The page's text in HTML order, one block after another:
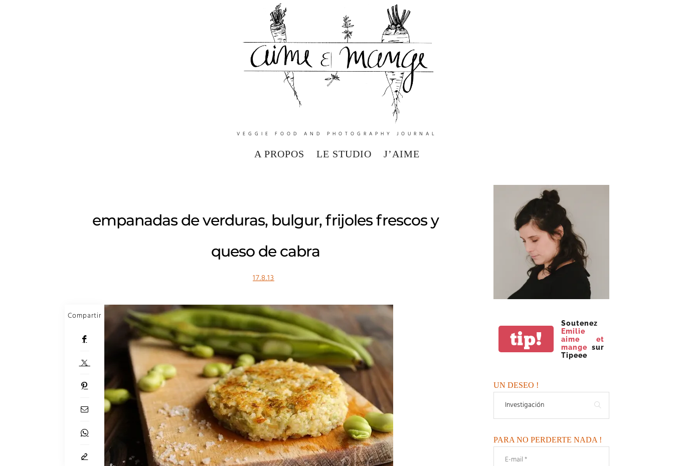
VEGGIE FOOD AND PHOTOGRAPHY JOURNAL
A PROPOS LE STUDIO J’AIME
empanadas de verduras, bulgur, frijoles frescos y
queso de cabra
17.8.13
Compartir
tip!
Soutenez
Emilie
aime et
mange sur
Tipeee
UN DESEO !
PARA NO PERDERTE NADA !